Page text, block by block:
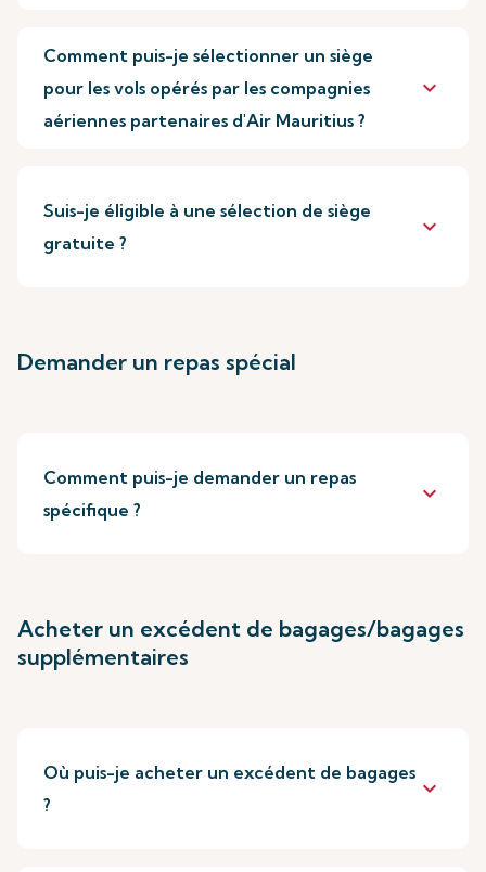
Comment puis-je sélectionner un siège
pour les vols opérés par les compagnies
aériennes partenaires d'Air Mauritius ?
keyboard_arrow_down
Suis-je éligible à une sélection de siège
gratuite ?
keyboard_arrow_down
Demander un repas spécial
Comment puis-je demander un repas
spécifique ?
keyboard_arrow_down
Acheter un excédent de bagages/bagages
supplémentaires
Où puis-je acheter un excédent de bagages
?
keyboard_arrow_down